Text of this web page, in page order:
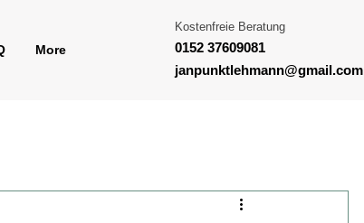
More
Kostenfreie Beratung
0152 37609081‬
janpunktlehmann@gmail.com